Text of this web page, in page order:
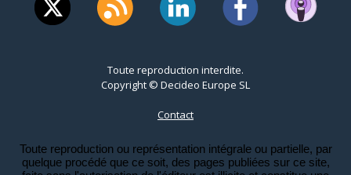
Toute reproduction interdite.
Copyright © Decideo Europe SL
Contact
Toute reproduction ou représentation intégrale ou partielle, par
quelque procédé que ce soit, des pages publiées sur ce site,